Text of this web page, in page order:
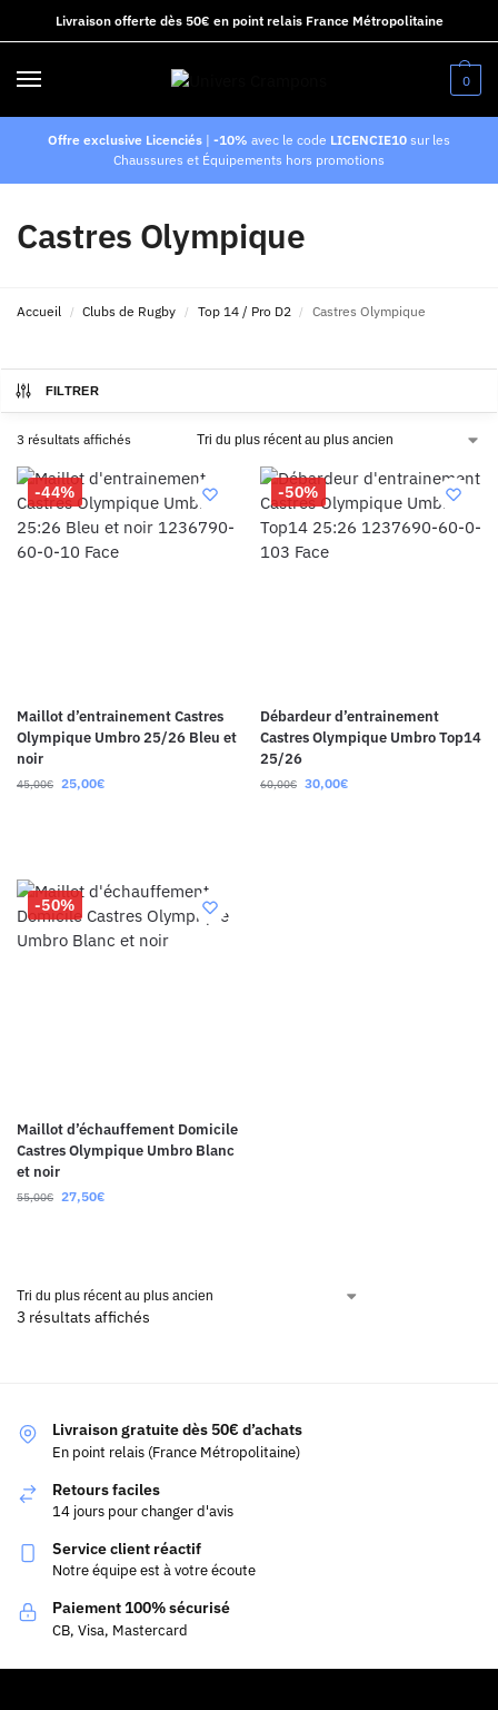
Livraison offerte dès 50€ en point relais France Métropolitaine
0
Offre exclusive Licenciés | -10% avec le code LICENCIE10 sur les
Chaussures et Équipements hors promotions
Castres Olympique
Accueil / Clubs de Rugby / Top 14 / Pro D2 / Castres Olympique
FILTRER
3 résultats affichés
-44%
Maillot d’entrainement Castres
Olympique Umbro 25/26 Bleu et
noir
45,00€ 25,00€
-50%
Débardeur d’entrainement
Castres Olympique Umbro Top14
25/26
60,00€ 30,00€
-50%
Maillot d’échauffement Domicile
Castres Olympique Umbro Blanc
et noir
55,00€ 27,50€
3 résultats affichés
Livraison gratuite dès 50€ d’achats
En point relais (France Métropolitaine)
Retours faciles
14 jours pour changer d'avis
Service client réactif
Notre équipe est à votre écoute
Paiement 100% sécurisé
CB, Visa, Mastercard